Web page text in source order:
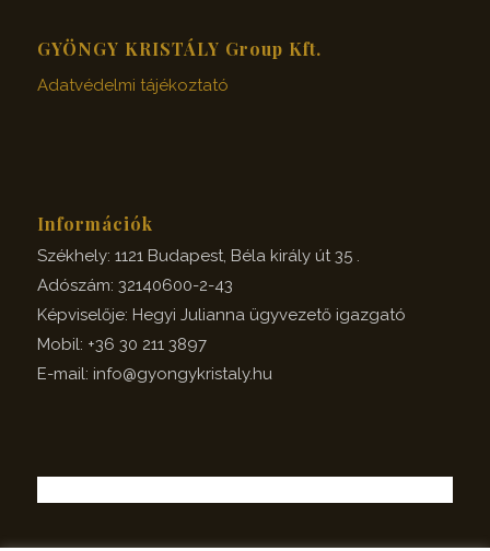
GYÖNGY KRISTÁLY Group Kft.
Adatvédelmi tájékoztató
Információk
Székhely: 1121 Budapest, Béla király út 35 .
Adószám: 32140600-2-43
Képviselője: Hegyi Julianna ügyvezető igazgató
Mobil: +36 30 211 3897
E-mail: info@gyongykristaly.hu